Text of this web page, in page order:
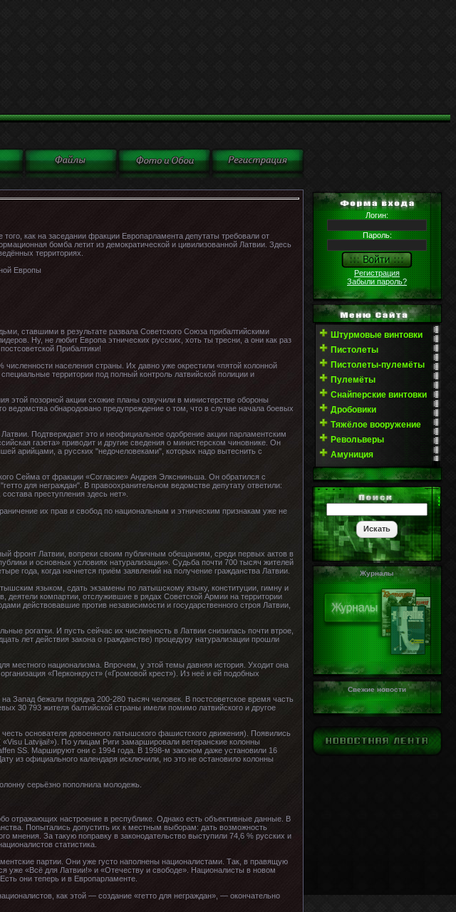
как на заседании фракции Европарламента депутаты требовали от
бомба летит из демократической и цивилизованной Латвии. Здесь
территориях.
ставшими в результате развала Советского Союза прибалтийскими
Ну, не любит Европа этнических русских, хоть ты тресни, а они как раз
Прибалтики!
населения страны. Их давно уже окрестили «пятой колонной
территории под полный контроль латвийской полиции и
этой позорной акции схожие планы озвучили в министерстве обороны
ведомства обнародовано предупреждение о том, что в случае начала боевых
Подтверждает это и неофициальное одобрение акции парламентским
газета» приводит и другие сведения о министерском чиновнике. Он
арийцами, а русских "недочеловеками", которых надо вытеснить с
Сейма от фракции «Согласие» Андрея Элксниньша. Он обратился с
для неграждан". В правоохранительном ведомстве депутату ответили:
преступления здесь нет».
их прав и свобод по национальным и этническим признакам уже не
фронт Латвии, вопреки своим публичным обещаниям, среди первых актов в
и основных условиях натурализации». Судьба почти 700 тысяч жителей
года, когда начнется приём заявлений на получение гражданства Латвии.
языком, сдать экзамены по латышскому языку, конституции, гимну и
деятели компартии, отслужившие в рядах Советской Армии на территории
действовавшие против независимости и государственного строя Латвии,
рогатки. И пусть сейчас их численность в Латвии снизилась почти втрое,
лет действия закона о гражданстве) процедуру натурализации прошли
местного национализма. Впрочем, у этой темы давняя история. Уходит она
«Перконкруст» («Громовой крест»). Из неё и ей подобных
бежали порядка 200-280 тысяч человек. В постсоветское время часть
30 793 жителя балтийской страны имели помимо латвийского и другое
основателя довоенного латышского фашистского движения). Появились
Latvijai!»). По улицам Риги замаршировали ветеранские колонны
SS. Маршируют они с 1994 года. В 1998-м законом даже установили 16
из официального календаря исключили, но это не остановило колонны
серьёзно пополнила молодежь.
отражающих настроение в республике. Однако есть объективные данные. В
Попытались допустить их к местным выборам: дать возможность
За такую поправку в законодательство выступили 74,6 % русских и
статистика.
партии. Они уже густо наполнены националистами. Так, в правящую
«Всё для Латвии!» и «Отечеству и свободе». Националисты в новом
они теперь и в Европарламенте.
как этой — создание «гетто для неграждан», — окончательно
Логин:
Пароль:
Регистрация
Забыли пароль?
Штурмовые винтовки
Пистолеты
Пистолеты-пулемёты
Пулемёты
Снайперские винтовки
Дробовики
Тяжёлое вооружение
Револьверы
Амуниция
Журналы
Свежие новости